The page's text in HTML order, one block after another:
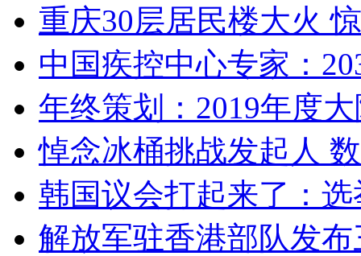
重庆30层居民楼大火
中国疾控中心专家：
年终策划：2019年度
悼念冰桶挑战发起人
韩国议会打起来了：
解放军驻香港部队发